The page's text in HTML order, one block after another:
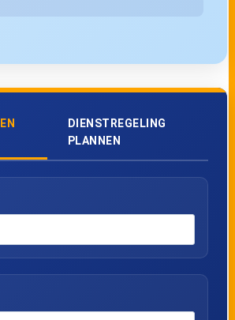
DIENSTREGELING
PLANNEN